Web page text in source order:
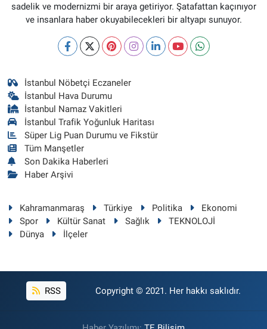
sadelik ve modernizmi bir araya getiriyor. Şatafattan kaçınıyor
ve insanlara haber okuyabilecekleri bir altyapı sunuyor.
İstanbul Nöbetçi Eczaneler
İstanbul Hava Durumu
İstanbul Namaz Vakitleri
İstanbul Trafik Yoğunluk Haritası
Süper Lig Puan Durumu ve Fikstür
Tüm Manşetler
Son Dakika Haberleri
Haber Arşivi
Kahramanmaraş Türkiye Politika
Ekonomi
Spor
Kültür Sanat Sağlık
TEKNOLOJİ
Dünya
İlçeler
RSS Copyright © 2021. Her hakkı saklıdır.